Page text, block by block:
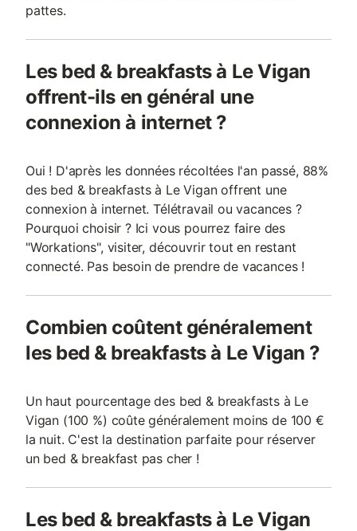
pattes.
Les bed & breakfasts à Le Vigan
offrent-ils en général une
connexion à internet ?
Oui ! D'après les données récoltées l'an passé, 88%
des bed & breakfasts à Le Vigan offrent une
connexion à internet. Télétravail ou vacances ?
Pourquoi choisir ? Ici vous pourrez faire des
"Workations", visiter, découvrir tout en restant
connecté. Pas besoin de prendre de vacances !
Combien coûtent généralement
les bed & breakfasts à Le Vigan ?
Un haut pourcentage des bed & breakfasts à Le
Vigan (100 %) coûte généralement moins de 100 €
la nuit. C'est la destination parfaite pour réserver
un bed & breakfast pas cher !
Les bed & breakfasts à Le Vigan